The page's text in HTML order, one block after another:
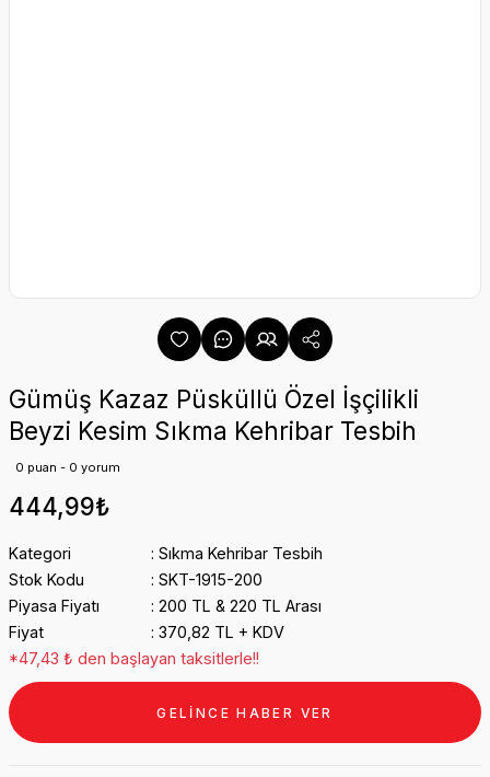
Gümüş Kazaz Püsküllü Özel İşçilikli
Beyzi Kesim Sıkma Kehribar Tesbih
0 puan - 0 yorum
444,99₺
Kategori
Sıkma Kehribar Tesbih
Stok Kodu
SKT-1915-200
Piyasa Fiyatı
200 TL & 220 TL Arası
Fiyat
370,82 TL + KDV
*47,43 ₺ den başlayan taksitlerle!!
GELİNCE HABER VER